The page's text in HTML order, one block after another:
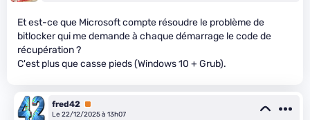
Et est-ce que Microsoft compte résoudre le problème de
bitlocker qui me demande à chaque démarrage le code de
récupération ?
C'est plus que casse pieds (Windows 10 + Grub).
fred42 Premium
Le 22/12/2025 à 13h07